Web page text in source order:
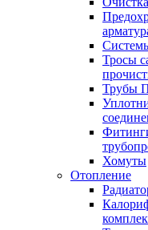
Тросы
Трубы
Хомуты
Отопление